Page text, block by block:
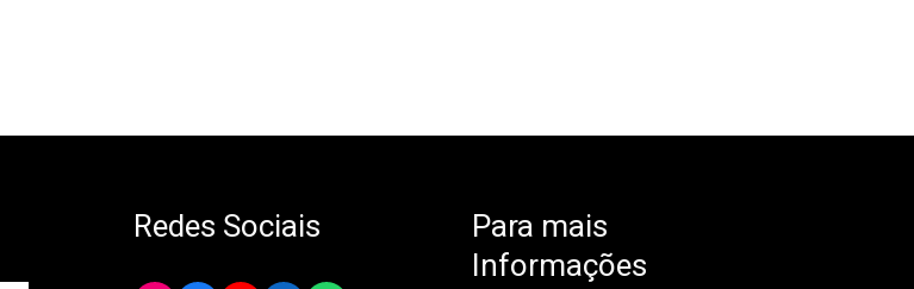
Redes Sociais
Para mais
Informações